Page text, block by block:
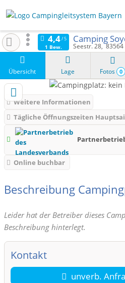
Camping
Seestr. 28 83564
1 Bew.
Übersicht Lage Fotos 0
Weitere Informationen
Tägliche Öffnungszeiten
Online buchbar
Beschreibung
Leider hat der Betreiber dieses
Beschreibung hinterlegt.
Kontakt
unverb.